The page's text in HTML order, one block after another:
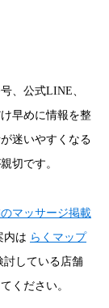
、公式LINE、
早めに情報を整
迷いやすくなる
切です。
マッサージ掲載
内は らくマップ
討している店舗
ください。